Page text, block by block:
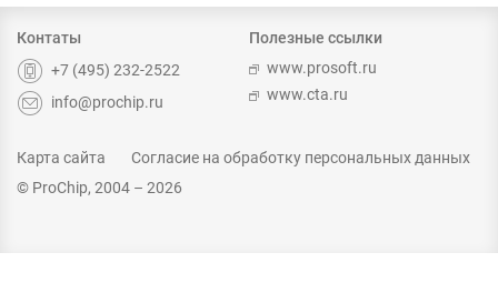
Контаты
+7 (495) 232-2522
info@prochip.ru
Полезные ссылки
www.prosoft.ru
www.cta.ru
Карта сайта
Согласие на обработку персональных данных
© ProChip, 2004 – 2026